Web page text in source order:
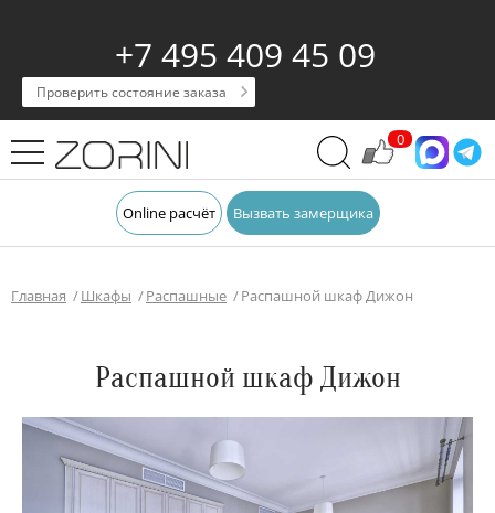
+7 495 409 45 09
Проверить состояние заказа
0
Online расчёт Вызвать замерщика
Главная Шкафы Распашные Распашной шкаф Дижон
Распашной шкаф Дижон